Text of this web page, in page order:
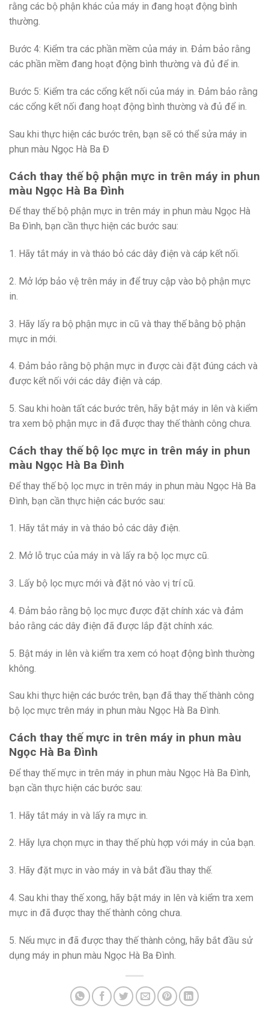
rằng các bộ phận khác của máy in đang hoạt động bình
thường.
Bước 4: Kiểm tra các phần mềm của máy in. Đảm bảo rằng
các phần mềm đang hoạt động bình thường và đủ để in.
Bước 5: Kiểm tra các cổng kết nối của máy in. Đảm bảo rằng
các cổng kết nối đang hoạt động bình thường và đủ để in.
Sau khi thực hiện các bước trên, bạn sẽ có thể sửa máy in
phun màu Ngọc Hà Ba Đ
Cách thay thế bộ phận mực in trên máy in phun
màu Ngọc Hà Ba Đình
Để thay thế bộ phận mực in trên máy in phun màu Ngọc Hà
Ba Đình, bạn cần thực hiện các bước sau:
1. Hãy tắt máy in và tháo bỏ các dây điện và cáp kết nối.
2. Mở lớp bảo vệ trên máy in để truy cập vào bộ phận mực
in.
3. Hãy lấy ra bộ phận mực in cũ và thay thế bằng bộ phận
mực in mới.
4. Đảm bảo rằng bộ phận mực in được cài đặt đúng cách và
được kết nối với các dây điện và cáp.
5. Sau khi hoàn tất các bước trên, hãy bật máy in lên và kiểm
tra xem bộ phận mực in đã được thay thế thành công chưa.
Cách thay thế bộ lọc mực in trên máy in phun
màu Ngọc Hà Ba Đình
Để thay thế bộ lọc mực in trên máy in phun màu Ngọc Hà Ba
Đình, bạn cần thực hiện các bước sau:
1. Hãy tắt máy in và tháo bỏ các dây điện.
2. Mở lỗ trục của máy in và lấy ra bộ lọc mực cũ.
3. Lấy bộ lọc mực mới và đặt nó vào vị trí cũ.
4. Đảm bảo rằng bộ lọc mực được đặt chính xác và đảm
bảo rằng các dây điện đã được lắp đặt chính xác.
5. Bật máy in lên và kiểm tra xem có hoạt động bình thường
không.
Sau khi thực hiện các bước trên, bạn đã thay thế thành công
bộ lọc mực trên máy in phun màu Ngọc Hà Ba Đình.
Cách thay thế mực in trên máy in phun màu
Ngọc Hà Ba Đình
Để thay thế mực in trên máy in phun màu Ngọc Hà Ba Đình,
bạn cần thực hiện các bước sau:
1. Hãy tắt máy in và lấy ra mực in.
2. Hãy lựa chọn mực in thay thế phù hợp với máy in của bạn.
3. Hãy đặt mực in vào máy in và bắt đầu thay thế.
4. Sau khi thay thế xong, hãy bật máy in lên và kiểm tra xem
mực in đã được thay thế thành công chưa.
5. Nếu mực in đã được thay thế thành công, hãy bắt đầu sử
dụng máy in phun màu Ngọc Hà Ba Đình.